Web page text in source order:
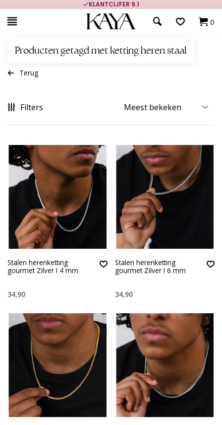
KLANTCIJFER 9.1
0
Producten getagd met ketting heren staal
Terug
Filters
Stalen herenketting
gourmet Zilver I 4 mm
34,90
Stalen herenketting
gourmet Zilver I 6 mm
34,90